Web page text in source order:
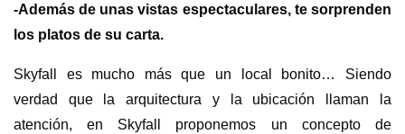
-Además de unas vistas espectaculares, te sorprenden
los platos de su carta.
Skyfall es mucho más que un local bonito… Siendo
verdad que la arquitectura y la ubicación llaman la
atención, en Skyfall proponemos un concepto de